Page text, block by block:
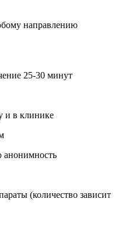
направлению
25-30 минут
и в клинике
(количество зависит